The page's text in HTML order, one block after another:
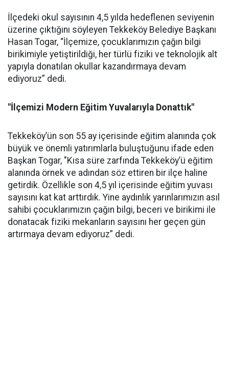
İlçedeki okul sayısının 4,5 yılda hedeflenen seviyenin
üzerine çıktığını söyleyen Tekkeköy Belediye Başkanı
Hasan Togar, “İlçemize, çocuklarımızın çağın bilgi
birikimiyle yetiştirildiği, her türlü fiziki ve teknolojik alt
yapıyla donatılan okullar kazandırmaya devam
ediyoruz” dedi.
"İlçemizi Modern Eğitim Yuvalarıyla Donattık"
Tekkeköy’ün son 55 ay içerisinde eğitim alanında çok
büyük ve önemli yatırımlarla buluştuğunu ifade eden
Başkan Togar, "Kısa süre zarfında Tekkeköy’ü eğitim
alanında örnek ve adından söz ettiren bir ilçe haline
getirdik. Özellikle son 4,5 yıl içerisinde eğitim yuvası
sayısını kat kat arttırdık. Yine aydınlık yarınlarımızın asıl
sahibi çocuklarımızın çağın bilgi, beceri ve birikimi ile
donatacak fiziki mekanların sayısını her geçen gün
artırmaya devam ediyoruz” dedi.